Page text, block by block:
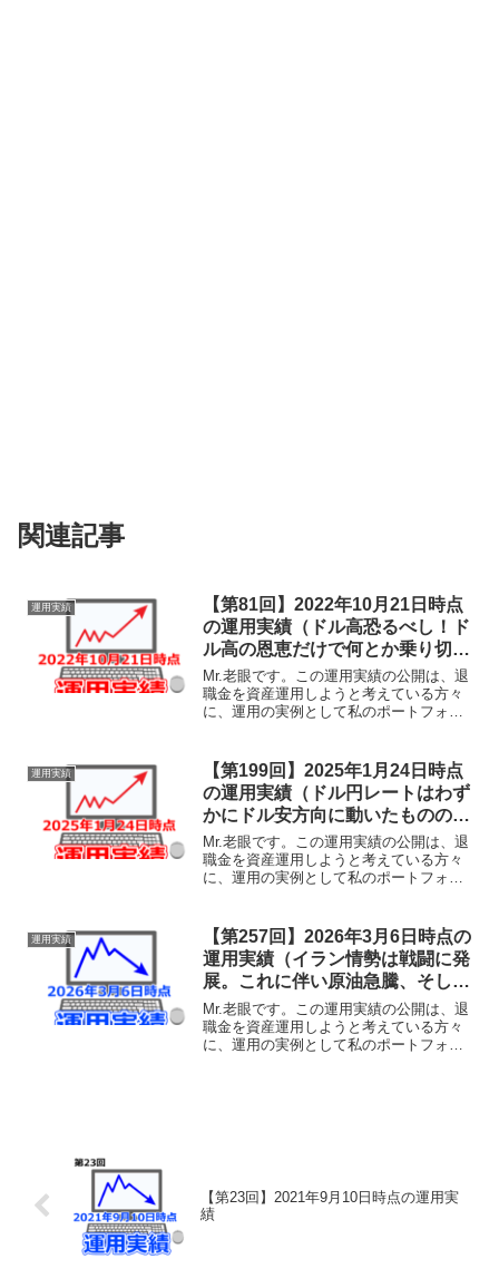
関連記事
運用実績
【第81回】2022年10月21日時点
の運用実績（ドル高恐るべし！ド
ル高の恩恵だけで何とか乗り切っ
ています。）
Mr.老眼です。この運用実績の公開は、退
職金を資産運用しようと考えている方々
に、運用の実例として私のポートフォリ
ていただけることを目的としておりま
す。あくまでも実験台と...
運用実績
【第199回】2025年1月24日時点
の運用実績（ドル円レートはわず
かにドル安方向に動いたものの、
株式相場は米国、日本とも好調に
推移。国内REITも反転し、運用
状況は好転。）
Mr.老眼です。この運用実績の公開は、退
職金を資産運用しようと考えている方々
に、運用の実例として私のポートフォリ
ていただけることを目的としておりま
す。あくまでも実験台と...
運用実績
【第257回】2026年3月6日時点の
運用実績（イラン情勢は戦闘に発
展。これに伴い原油急騰、そして
株式相場は急落の展開。これは当
面望みなしですかね。。）
Mr.老眼です。この運用実績の公開は、退
職金を資産運用しようと考えている方々
に、運用の実例として私のポートフォリ
【第23回】2021年9月10日時点の運用実
績